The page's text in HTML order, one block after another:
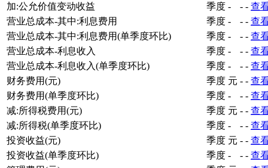
加:公允价值变动收益
季度 - - - 查
营业总成本-其中:利息费用
季度 - - - 查
营业总成本-其中:利息费用(单季度环比)
季度 - - - 查
营业总成本-利息收入
季度 - - - 查
营业总成本-利息收入(单季度环比)
季度 - - - 查
财务费用(元)
季度 元 - - 查
财务费用(单季度环比)
季度 - - - 查
减:所得税费用(元)
季度 元 - - 查
减:所得税(单季度环比)
季度 - - - 查
投资收益(元)
季度 元 - - 查
投资收益(单季度环比)
季度 - - - 查